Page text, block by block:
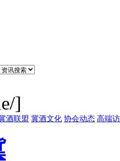
酒联盟 冀酒文化 协会动态 高端